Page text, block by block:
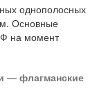
однополосных
Основные
на момент
— флагманские